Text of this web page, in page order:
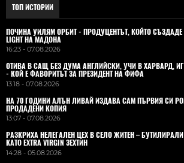
ТОП ИСТОРИИ
ПОЧИНА УИЛЯМ ОРБИТ - ПРОДУЦЕНТЪТ, КОЙТО СЪЗДАДЕ
LIGHT НА МАДОНА
16:23 - 07.08.2026
ОТИВА В САЩ БЕЗ ДУМА АНГЛИЙСКИ, УЧИ В ХАРВАРД,
- КОЙ Е ФАВОРИТЪТ ЗА ПРЕЗИДЕНТ НА ФИФА
13:18 - 07.08.2026
НА 70 ГОДИНИ АЛЪН ЛИВАЙ ИЗДАВА САМ ПЪРВИЯ СИ
ПРОДАДЕНИ КОПИЯ
13:07 - 07.08.2026
РАЗКРИХА НЕЛЕГАЛЕН ЦЕХ В СЕЛО ЖИТЕН –
КАТО EXTRA VIRGIN ЗЕХТИН
14:28 - 05.08.2026